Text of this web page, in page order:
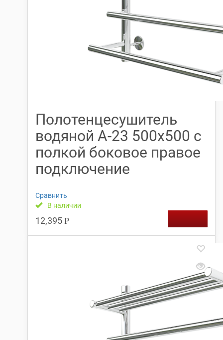
Полотенцесушитель
водяной А-23 500х500 с
полкой боковое правое
подключение
Сравнить
В наличии
12,395 Р